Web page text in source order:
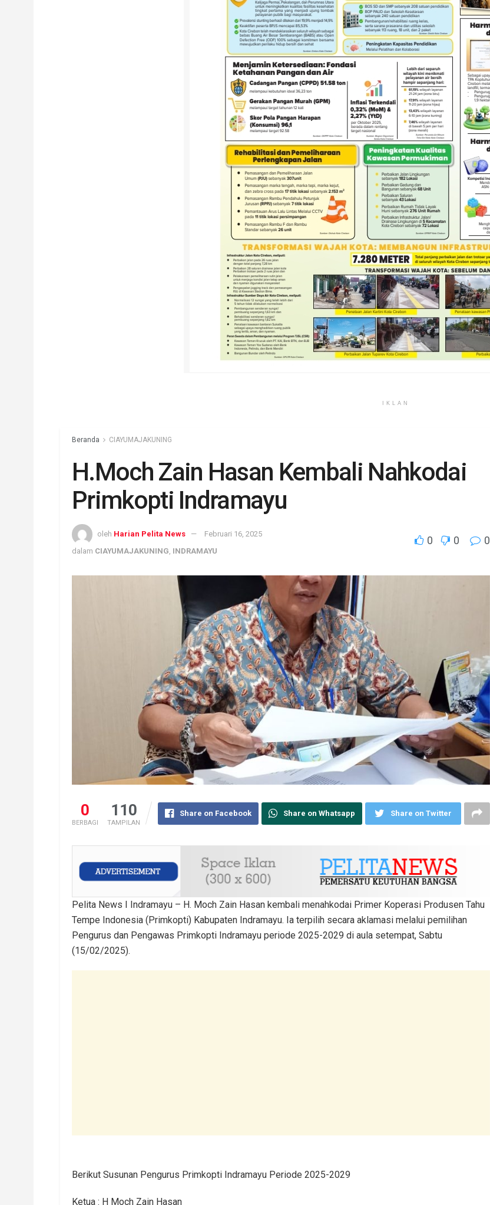
IKLAN
Beranda CIAYUMAJAKUNING
H.Moch Zain Hasan Kembali Nahkodai
Primkopti Indramayu
oleh Harian Pelita News
Februari 16, 2025
dalam CIAYUMAJAKUNING, INDRAMAYU
0 0 0
0
BERBAGI
110
TAMPILAN
Share on Facebook Share on Whatsapp Share on Twitter
Pelita News I Indramayu – H. Moch Zain Hasan kembali menahkodai Primer Koperasi Produsen Tahu
Tempe Indonesia (Primkopti) Kabupaten Indramayu. Ia terpilih secara aklamasi melalui pemilihan
Pengurus dan Pengawas Primkopti Indramayu periode 2025-2029 di aula setempat, Sabtu
(15/02/2025).
Berikut Susunan Pengurus Primkopti Indramayu Periode 2025-2029
Ketua : H Moch Zain Hasan